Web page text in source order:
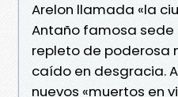
Arelon llamada «la
Antaño famosa
repleto de poderosa
caído en desgracia.
nuevos «muertos en